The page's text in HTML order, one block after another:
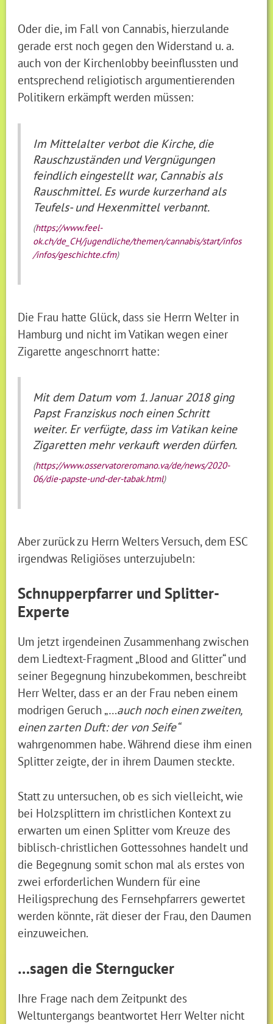
Oder die, im Fall von Cannabis, hierzulande
gerade erst noch gegen den Widerstand u. a.
auch von der Kirchenlobby beeinflussten und
entsprechend religiotisch argumentierenden
Politikern erkämpft werden müssen:
Im Mittelalter verbot die Kirche, die
Rauschzuständen und Vergnügungen
feindlich eingestellt war, Cannabis als
Rauschmittel. Es wurde kurzerhand als
Teufels- und Hexenmittel verbannt.
(https://www.feel-
ok.ch/de_CH/jugendliche/themen/cannabis/start/infos
/infos/geschichte.cfm)
Die Frau hatte Glück, dass sie Herrn Welter in
Hamburg und nicht im Vatikan wegen einer
Zigarette angeschnorrt hatte:
Mit dem Datum vom 1. Januar 2018 ging
Papst Franziskus noch einen Schritt
weiter. Er verfügte, dass im Vatikan keine
Zigaretten mehr verkauft werden dürfen.
(https://www.osservatoreromano.va/de/news/2020-
06/die-papste-und-der-tabak.html)
Aber zurück zu Herrn Welters Versuch, dem ESC
irgendwas Religiöses unterzujubeln:
Schnupperpfarrer und Splitter-
Experte
Um jetzt irgendeinen Zusammenhang zwischen
dem Liedtext-Fragment „Blood and Glitter“ und
seiner Begegnung hinzubekommen, beschreibt
Herr Welter, dass er an der Frau neben einem
modrigen Geruch „…auch noch einen zweiten,
einen zarten Duft: der von Seife“
wahrgenommen habe. Während diese ihm einen
Splitter zeigte, der in ihrem Daumen steckte.
Statt zu untersuchen, ob es sich vielleicht, wie
bei Holzsplittern im christlichen Kontext zu
erwarten um einen Splitter vom Kreuze des
biblisch-christlichen Gottessohnes handelt und
die Begegnung somit schon mal als erstes von
zwei erforderlichen Wundern für eine
Heiligsprechung des Fernsehpfarrers gewertet
werden könnte, rät dieser der Frau, den Daumen
einzuweichen.
…sagen die Sterngucker
Ihre Frage nach dem Zeitpunkt des
Weltuntergangs beantwortet Herr Welter nicht